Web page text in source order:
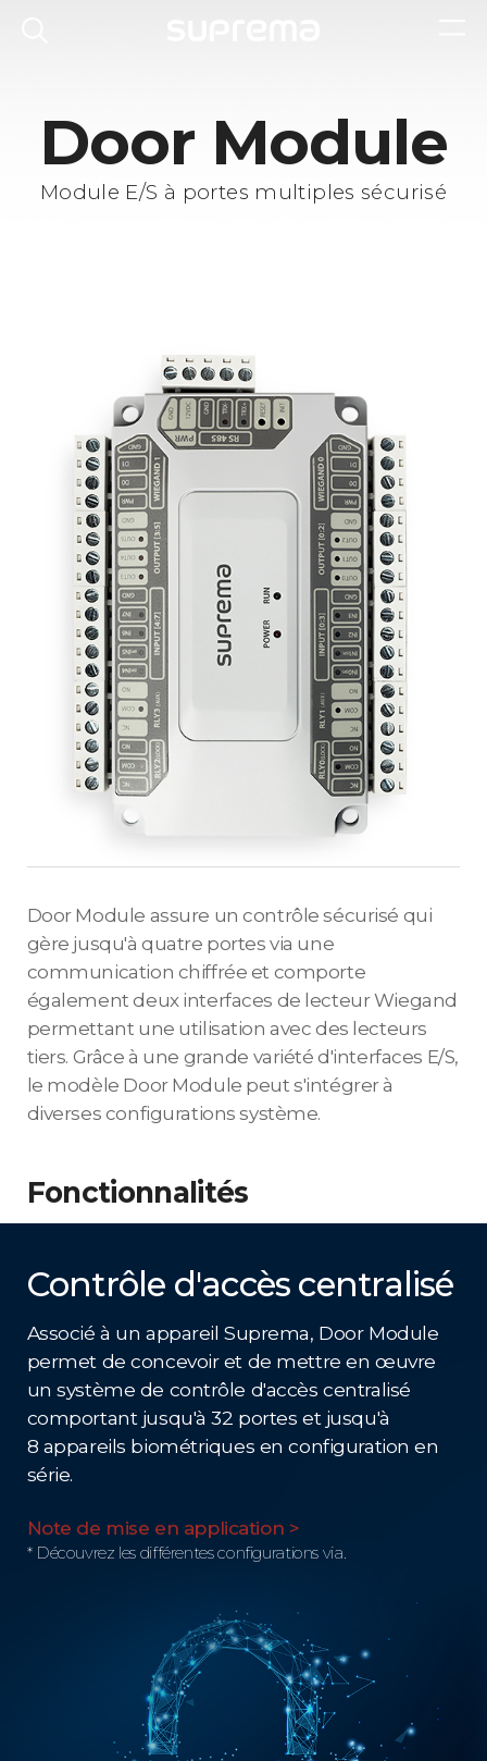
Door Module
Module E/S à portes multiples sécurisé
Door Module assure un contrôle sécurisé qui
gère jusqu'à quatre portes via une
communication chiffrée et comporte
également deux interfaces de lecteur Wiegand
permettant une utilisation avec des lecteurs
tiers. Grâce à une grande variété d'interfaces E/S,
le modèle Door Module peut s'intégrer à
diverses configurations système.
Fonctionnalités
Contrôle d'accès centralisé
Associé à un appareil Suprema, Door Module
permet de concevoir et de mettre en œuvre
un système de contrôle d'accès centralisé
comportant jusqu'à 32 portes et jusqu'à
8 appareils biométriques en configuration en
série.
Note de mise en application >
* Découvrez les différentes configurations via.